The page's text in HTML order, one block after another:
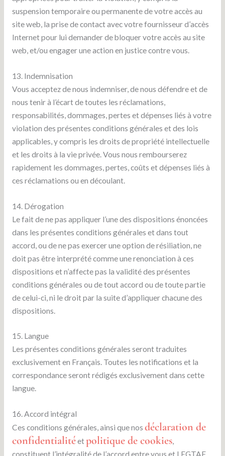
suspension temporaire ou permanente de votre accès au
site web, la prise de contact avec votre fournisseur d’accès
Internet pour lui demander de bloquer votre accès au site
web, et/ou engager une action en justice contre vous.
13. Indemnisation
Vous acceptez de nous indemniser, de nous défendre et de
nous tenir à l’écart de toutes les réclamations,
responsabilités, dommages, pertes et dépenses liés à votre
violation des présentes conditions générales et des lois
applicables, y compris les droits de propriété intellectuelle
et les droits à la vie privée. Vous nous rembourserez
rapidement les dommages, pertes, coûts et dépenses liés à
ces réclamations ou en découlant.
14. Dérogation
Le fait de ne pas appliquer l’une des dispositions énoncées
dans les présentes conditions générales et dans tout
accord, ou de ne pas exercer une option de résiliation, ne
doit pas être interprété comme une renonciation à ces
dispositions et n’affecte pas la validité des présentes
conditions générales ou de tout accord ou de toute partie
de celui-ci, ni le droit par la suite d’appliquer chacune des
dispositions.
15. Langue
Les présentes conditions générales seront traduites
exclusivement en Français. Toutes les notifications et la
correspondance seront rédigés exclusivement dans cette
langue.
16. Accord intégral
Ces conditions générales, ainsi que nos déclaration de
confidentialitéetpolitique de cookies,
constituent l’intégralité de l’accord entre vous et LEGTAF